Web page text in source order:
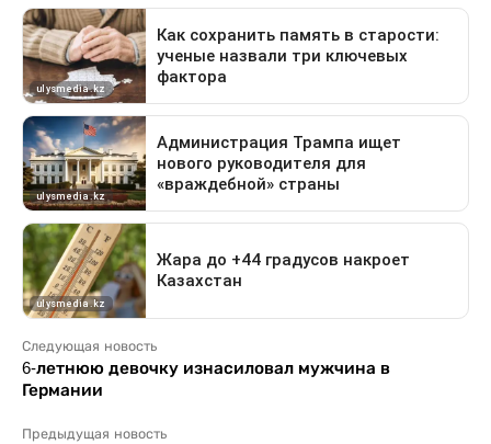
Следующая новость
6-летнюю девочку изнасиловал мужчина в
Германии
Предыдущая новость